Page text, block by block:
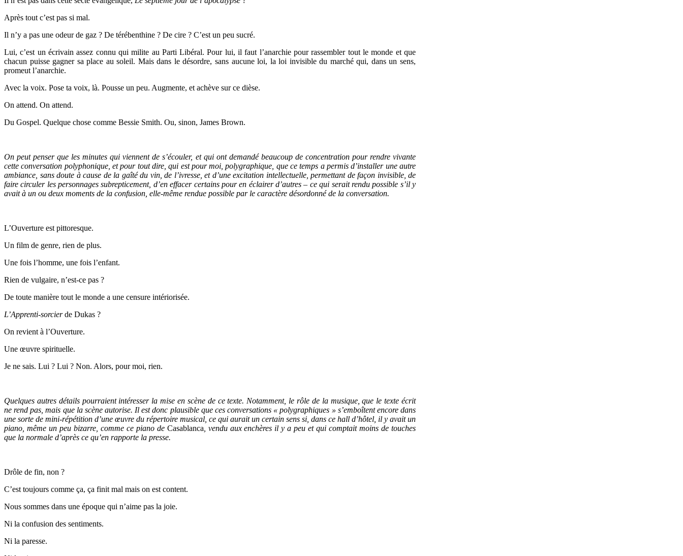
Après tout c’est pas si mal.
Il n’y a pas une odeur de gaz ? De térébenthine ? De cire ? C’est un peu sucré.
Lui, c’est un écrivain assez connu qui milite au Parti Libéral. Pour lui, il faut l’anarchie pour rassembler tout le monde et que
chacun puisse gagner sa place au soleil. Mais dans le désordre, sans aucune loi, la loi invisible du marché qui, dans un sens,
promeut l’anarchie.
Avec la voix. Pose ta voix, là. Pousse un peu. Augmente, et achève sur ce dièse.
On attend. On attend.
Du Gospel. Quelque chose comme Bessie Smith. Ou, sinon, James Brown.
On peut penser que les minutes qui viennent de s’écouler, et qui ont demandé beaucoup de concentration pour rendre vivante
cette conversation polyphonique, et pour tout dire, qui est pour moi, polygraphique, que ce temps a permis d’installer une autre
ambiance, sans doute à cause de la gaîté du vin, de l’ivresse, et d’une excitation intellectuelle, permettant de façon invisible, de
faire circuler les personnages subrepticement, d’en effacer certains pour en éclairer d’autres – ce qui serait rendu possible s’il y
avait à un ou deux moments de la confusion, elle-même rendue possible par le caractère désordonné de la conversation.
L’Ouverture est pittoresque.
Un film de genre, rien de plus.
Une fois l’homme, une fois l’enfant.
Rien de vulgaire, n’est-ce pas ?
De toute manière tout le monde a une censure intériorisée.
L’Apprenti-sorcierde Dukas ?
On revient à l’Ouverture.
Une œuvre spirituelle.
Je ne sais. Lui ? Lui ? Non. Alors, pour moi, rien.
Quelques autres détails pourraient intéresser la mise en scène de ce texte. Notamment, le rôle de la musique, que le texte écrit
ne rend pas, mais que la scène autorise. Il est donc plausible que ces conversations « polygraphiques » s’emboîtent encore dans
une sorte de mini-répétition d’une œuvre du répertoire musical, ce qui aurait un certain sens si, dans ce hall d’hôtel, il y avait un
piano, même un peu bizarre, comme ce piano de Casablanca , vendu aux enchères il y a peu et qui comptait moins de touches
que la normale d’après ce qu’en rapporte la presse.
Drôle de fin, non ?
C’est toujours comme ça, ça finit mal mais on est content.
Nous sommes dans une époque qui n’aime pas la joie.
Ni la confusion des sentiments.
Ni la paresse.